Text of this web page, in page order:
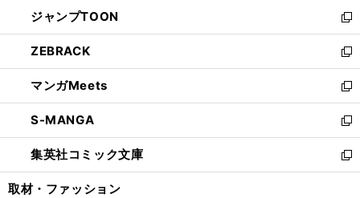
く
で
開
く
ド
ウ
で
開
く
ィ
ン
ド
ウ
で
開
く
い
ウ
ィ
ン
ド
ウ
で
開
く
ジャンプTOON
新
し
い
ウ
ィ
ン
ド
ウ
で
開
ZEBRACK
新
し
い
ウ
ィ
ン
ド
ウ
マンガMeets
新
し
い
ウ
ィ
ン
S-MANGA
新
し
い
ウ
集英社コミック文庫
新
し
取材・ファッション